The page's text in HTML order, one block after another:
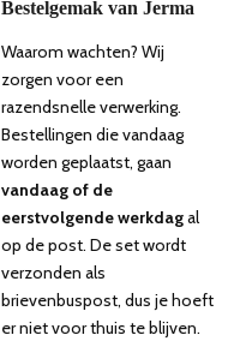
Bestelgemak van Jerma
Waarom wachten? Wij
zorgen voor een
razendsnelle verwerking.
Bestellingen die vandaag
worden geplaatst, gaan
vandaag of de
eerstvolgende werkdagal
op de post. De set wordt
verzonden als
brievenbuspost, dus je hoeft
er niet voor thuis te blijven.